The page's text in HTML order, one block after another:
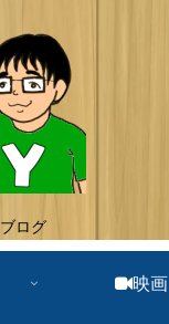
ログ
映画